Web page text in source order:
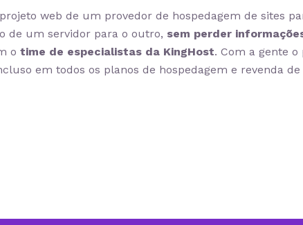
web de um provedor de hospedagem de sites
de um servidor para o outro, sem perder
o time de especialistas da KingHost. Com a gente
em todos os planos de hospedagem e revenda de